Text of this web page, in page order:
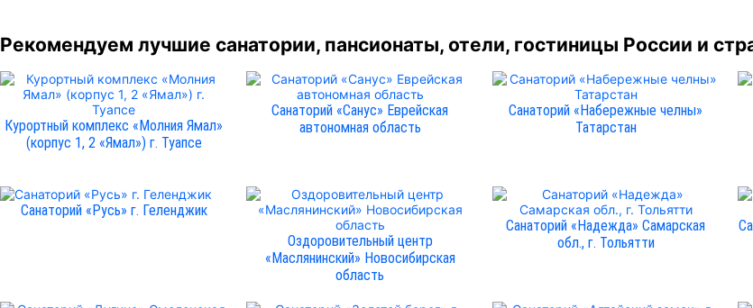
Рекомендуем лучшие санатории, пансионаты, отели, гостиницы России и
Курортный комплекс «Молния Ямал»
(корпус 1, 2 «Ямал») г. Туапсе
Санаторий «Санус» Еврейская
автономная область
Санаторий «Набережные челны»
Татарстан
Санаторий «Русь» г. Геленджик
Оздоровительный центр
«Маслянинский» Новосибирская
область
Санаторий «Надежда» Самарская
обл., г. Тольятти